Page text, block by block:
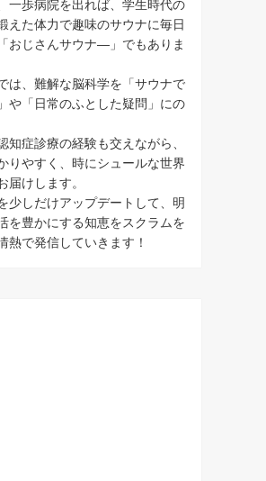
えた体力で趣味のサウナに毎日
おじさんサウナ―」でもありま
は、難解な脳科学を「サウナで
や「日常のふとした疑問」にの
知症診療の経験も交えながら、
りやすく、時にシュールな世界
届けします。
少しだけアップデートして、明
を豊かにする知恵をスクラムを
熱で発信していきます！